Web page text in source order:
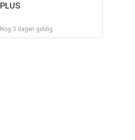
PLUS
Nog 3 dagen geldig